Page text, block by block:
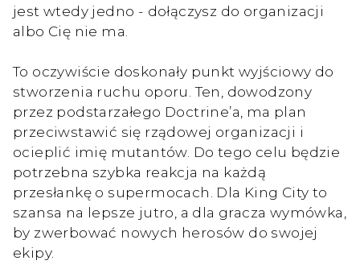
jest wtedy jedno - dołączysz do organizacji
albo Cię nie ma.
To oczywiście doskonały punkt wyjściowy do
stworzenia ruchu oporu. Ten, dowodzony
przez podstarzałego Doctrine’a, ma plan
przeciwstawić się rządowej organizacji i
ocieplić imię mutantów. Do tego celu będzie
potrzebna szybka reakcja na każdą
przesłankę o supermocach. Dla King City to
szansa na lepsze jutro, a dla gracza wymówka,
by zwerbować nowych herosów do swojej
ekipy.